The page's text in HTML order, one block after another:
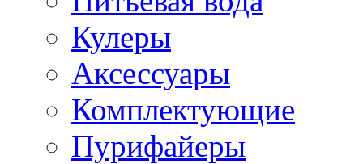
Кулеры
Аксессуары
Комплектующие
Пурифайеры